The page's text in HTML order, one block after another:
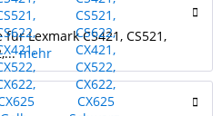
Lexmark CS421, CS521,
mehr